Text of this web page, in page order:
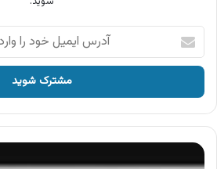
آدرس
ایمیل
خود
وارد
کنید
آگهی